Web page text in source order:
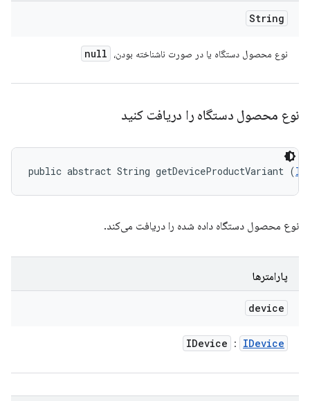
String
نوع محصول دستگاه یا در صورت ناشناخته بودن، null
نوع محصول دستگاه را دریافت کنید
public abstract String getDeviceProductVariant (
نوع محصول دستگاه داده شده را دریافت می‌کند.
پارامترها
device
IDevice : IDevice